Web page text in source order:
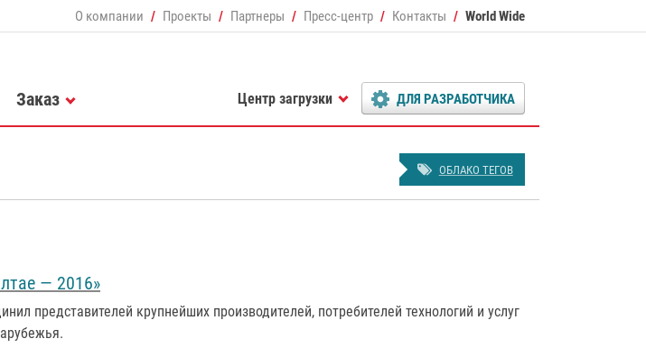
О компании Проекты Партнеры Пресс-центр Контакты World Wide
Заказ Центр загрузки ДЛЯ РАЗРАБОТЧИКА
ОБЛАКО ТЕГОВ
— 2016»
представителей крупнейших производителей, потребителей технологий и услуг